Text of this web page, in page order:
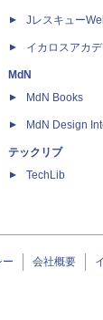
Jレスキュー
イカロスアカ
MdN
MdN Books
MdN Design
テックリブ
TechLib
ー 会社概要